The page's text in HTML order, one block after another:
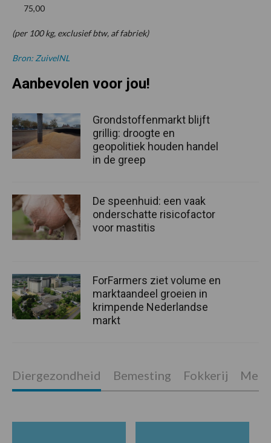
75,00
(per 100 kg, exclusief btw, af fabriek)
Bron: ZuivelNL
Aanbevolen voor jou!
Grondstoffenmarkt blijft
grillig: droogte en
geopolitiek houden handel
in de greep
De speenhuid: een vaak
onderschatte risicofactor
voor mastitis
ForFarmers ziet volume en
marktaandeel groeien in
krimpende Nederlandse
markt
Diergezondheid Bemesting Fokkerij